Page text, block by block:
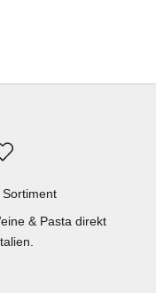
& Pasta direkt